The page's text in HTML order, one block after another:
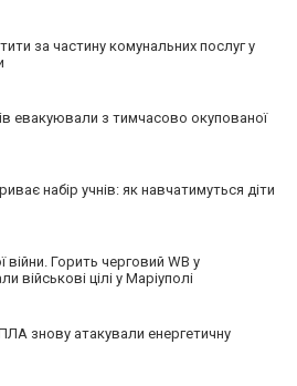
за частину комунальних послуг у
евакуювали з тимчасово окупованої
набір учнів: як навчатимуться діти
Горить черговий WB у
військові цілі у Маріуполі
знову атакували енергетичну